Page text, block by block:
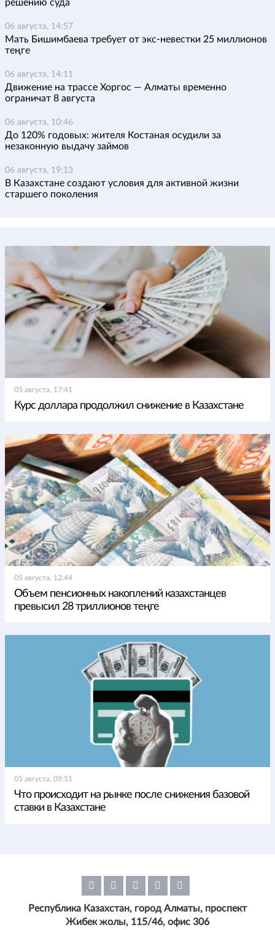
решению суда
06 августа, 14:57
Мать Бишимбаева требует от экс-невестки 25 миллионов
теңге
06 августа, 14:11
Движение на трассе Хоргос — Алматы временно
ограничат 8 августа
06 августа, 10:46
До 120% годовых: жителя Костаная осудили за
незаконную выдачу займов
06 августа, 19:13
В Казахстане создают условия для активной жизни
старшего поколения
05 августа, 17:41
Курс доллара продолжил снижение в Казахстане
05 августа, 12:44
Объем пенсионных накоплений казахстанцев
превысил 28 триллионов теңге
05 августа, 09:51
Что происходит на рынке после снижения базовой
ставки в Казахстане
Республика Казахстан, город Алматы, проспект
Жибек жолы, 115/46, офис 306